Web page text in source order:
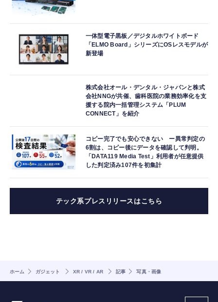
一体型電子黒板／デジタルホワイトボード
「ELMO Board」シリーズにOSレスモデルが
新登場
株式会社オール・デンタル・ジャパンと株式
会社NNGが共催、歯科医院の業務効率化を支
援する院内一括管理システム「PLUM
CONNECT」を紹介
コピー完了でも安心できない ー異常判定の
6割は、コピー後にデータを確認して判明。
「DATA119 Media Test」利用者が任意提供
した判定済み107件を初集計
テック系プレスリリースはこちら
ホーム ガジェット XR / VR / AR 記事 写真・画像